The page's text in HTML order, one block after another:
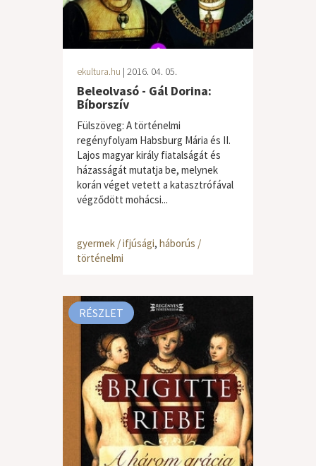
ekultura.hu | 2016. 04. 05.
Beleolvasó - Gál Dorina:
Bíborszív
Fülszöveg: A történelmi
regényfolyam Habsburg Mária és II.
Lajos magyar király fiatalságát és
házasságát mutatja be, melynek
korán véget vetett a katasztrófával
végződött mohácsi...
gyermek / ifjúsági, háborús /
történelmi
RÉSZLET